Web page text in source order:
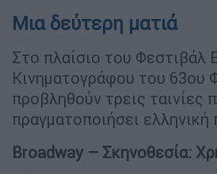
Μια δεύτερη ματιά
Στο πλαίσιο του Φεστιβάλ
Κινηματογράφου του 63ου
προβληθούν τρεις ταινίες
πραγματοποιήσει ελληνική
Broadway – Σκηνοθεσία: